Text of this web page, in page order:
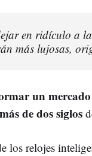
en ridículo a
más lujosas,
un
de dos siglos
los relojes